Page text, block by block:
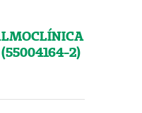
2)